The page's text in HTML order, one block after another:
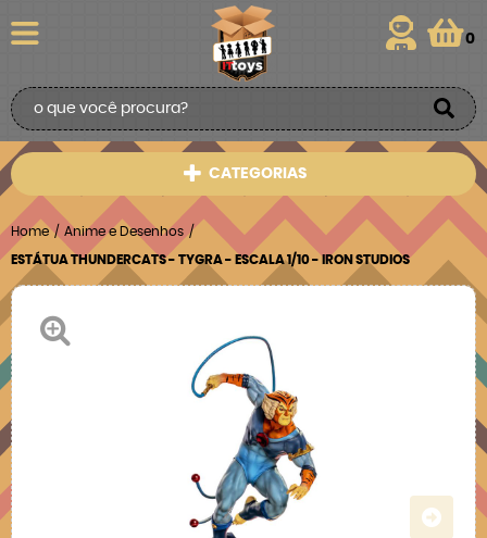
0
CATEGORIAS
Home Anime e Desenhos
ESTÁTUA THUNDERCATS - TYGRA - ESCALA 1/10 - IRON STUDIOS